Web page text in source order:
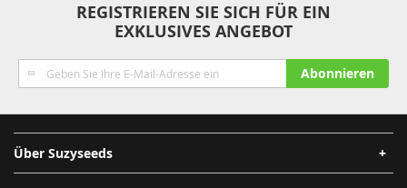
REGISTRIEREN SIE SICH FÜR EIN
EXKLUSIVES ANGEBOT
Melden
Sie
unseren
Newsletter
an:
Abonnieren
Über Suzyseeds